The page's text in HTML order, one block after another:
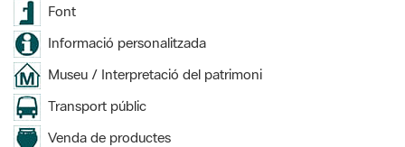
Font
Informació personalitzada
Museu / Interpretació del patrimoni
Transport públic
Venda de productes